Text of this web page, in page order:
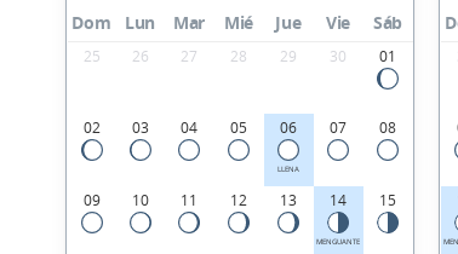
Dom Lun Mar Mié Jue Vie Sáb
25 26 27 28 29 30 01
02 03 04 05 06
LLENA
07 08
09 10 11 12 13 14
MENGUANTE
15